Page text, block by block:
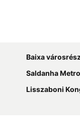
Baixa
Saldanha
Lisszaboni